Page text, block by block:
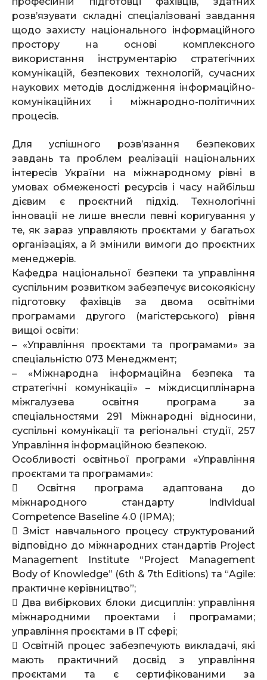
розв’язувати складні спеціалізовані завдання
щодо захисту національного інформаційного
простору на основі комплексного
використання інструментарію стратегічних
комунікацій, безпекових технологій, сучасних
наукових методів дослідження інформаційно-
комунікаційних і міжнародно-політичних
процесів.
Для успішного розв’язання безпекових
завдань та проблем реалізації національних
інтересів України на міжнародному рівні в
умовах обмеженості ресурсів і часу найбільш
дієвим є проєктний підхід. Технологічні
інновації не лише внесли певні коригування у
те, як зараз управляють проєктами у багатьох
організаціях, а й змінили вимоги до проєктних
менеджерів.
Кафедра національної безпеки та управління
суспільним розвитком забезпечує високоякісну
підготовку фахівців за двома освітніми
програмами другого (магістерського) рівня
вищої освіти:
– «Управління проєктами та програмами» за
спеціальністю 073 Менеджмент;
– «Міжнародна інформаційна безпека та
стратегічні комунікації» – міждисциплінарна
міжгалузева освітня програма за
спеціальностями 291 Міжнародні відносини,
суспільні комунікації та регіональні студії, 257
Управління інформаційною безпекою.
Особливості освітньої програми «Управління
проєктами та програмами»:
 Освітня програма адаптована до
міжнародного стандарту Individual
Competence Baseline 4.0 (IPMA);
 Зміст навчального процесу структурований
відповідно до міжнародних стандартів Project
Management Institute “Project Management
Body of Knowledge” (6th & 7th Editions) та “Agile:
практичне керівництво”;
 Два вибіркових блоки дисциплін: управління
міжнародними проектами і програмами;
управління проєктами в ІТ сфері;
 Освітній процес забезпечують викладачі, які
мають практичний досвід з управління
проєктами та є сертифікованими за